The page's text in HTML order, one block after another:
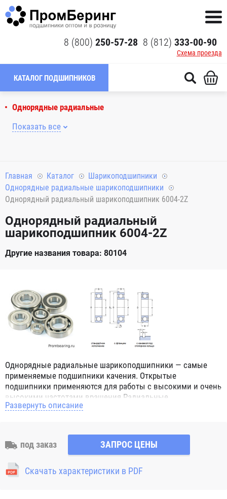
8 (800) 250-57-28 8 (812) 333-00-90
Схема проезда
КАТАЛОГ ПОДШИПНИКОВ
Однорядные радиальные
Показать все
Главная Каталог
Шарикоподшипники
Однорядные радиальные шарикоподшипники
Однорядный радиальный шарикоподшипник 6004-2Z
Однорядный радиальный
шарикоподшипник 6004-2Z
Другие названия товара: 80104
Однорядные радиальные шарикоподшипники — самые
применяемые подшипники качения. Открытые
подшипники применяются для работы с высокими и очень
высокими частотами вращения.Радиальные
шарикоподшипники обозначением 2Z ZZ с обеих сторон
обозначением 2RS 2RS1 2RSH 2RSR имеют с обеих сторон
контактные уплотнения из бутадиен-нитрильного каучука
(NBR) и пригодны для средних частот вращения. Также
поставляются подшипники с бесконтактными
Развернуть описание
под заказ ЗАПРОС ЦЕНЫ
Скачать характеристики в PDF